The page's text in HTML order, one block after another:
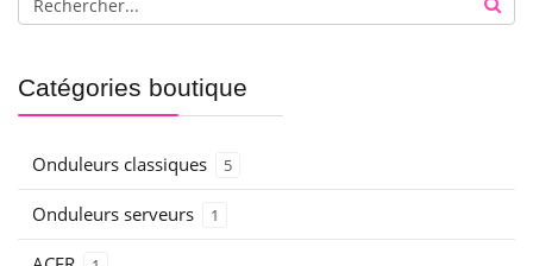
Catégories boutique
Onduleurs classiques 5
Onduleurs serveurs 1